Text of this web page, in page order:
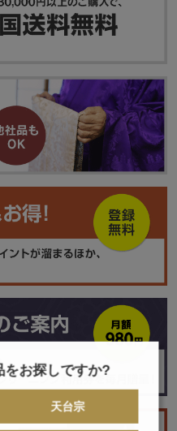
をお探しですか?
天台宗